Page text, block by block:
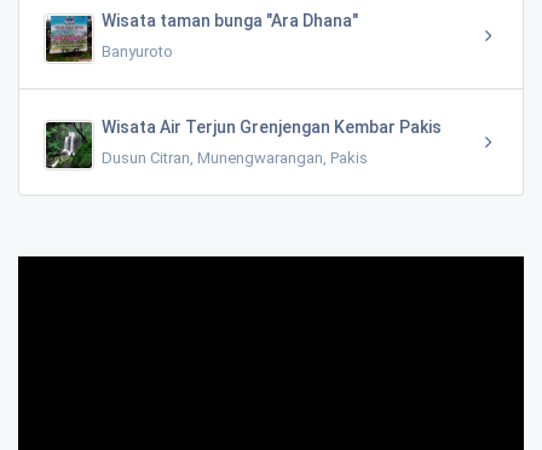
Wisata taman bunga "Ara Dhana"
Banyuroto
Wisata Air Terjun Grenjengan Kembar Pakis
Dusun Citran, Munengwarangan, Pakis